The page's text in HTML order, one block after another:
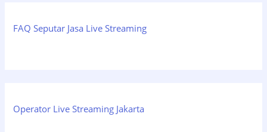
FAQ Seputar Jasa Live Streaming
Operator Live Streaming Jakarta